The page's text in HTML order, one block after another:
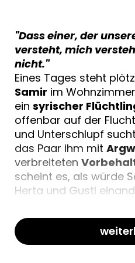
"Dass einer, der
versteht, mich
nicht."
Eines Tages steht
Samir im
ein syrischer
offenbar auf der
und Unterschlupf
das Paar ihm mit
verbreiteten
scheint es, als würde
Herta und Gustl
Subtile